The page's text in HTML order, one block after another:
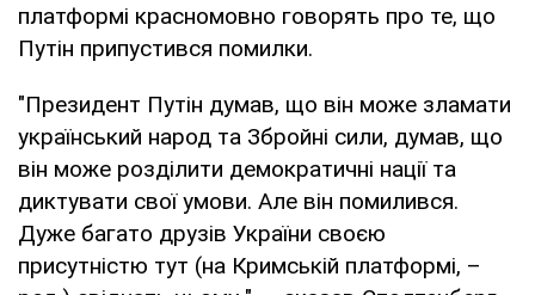
платформі красномовно говорять про те, що
Путін припустився помилки.
"Президент Путін думав, що він може зламати
український народ та Збройні сили, думав, що
він може розділити демократичні нації та
диктувати свої умови. Але він помилився.
Дуже багато друзів України своєю
присутністю тут (на Кримській платформі, –